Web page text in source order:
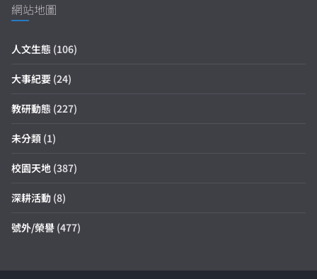
網站地圖
人文生態 (106)
大事紀要 (24)
教研動態 (227)
未分類 (1)
校園天地 (387)
深耕活動 (8)
號外/榮譽 (477)